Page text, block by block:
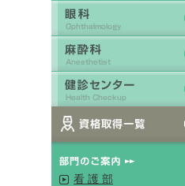
看 護 部